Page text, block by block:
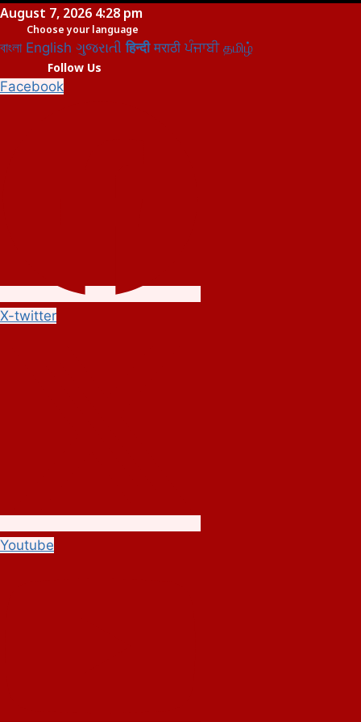
Skip
content
August 7, 2026 4:28 pm
Choose your language
বাংলা English ગુજરાતી हिन्दी मराठी ਪੰਜਾਬੀ தமிழ்
Follow Us
Facebook
X-twitter
Youtube